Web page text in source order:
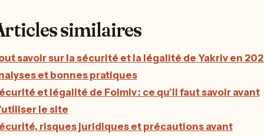
similaires
savoir sur la sécurité et la légalité de Yakriv en
et bonnes pratiques
et légalité de Folmiv : ce qu’il faut savoir avant
le site
risques juridiques et précautions avant